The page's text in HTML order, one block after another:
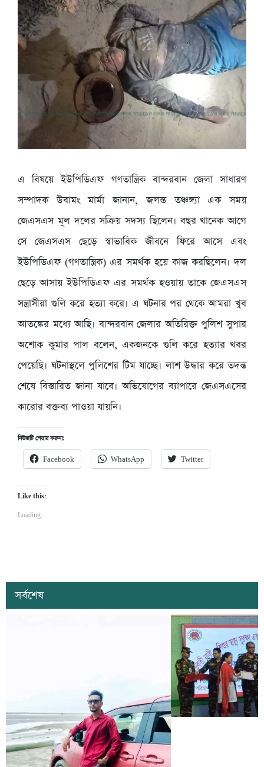
এ বিষয়ে ইউপিডিএফ গণতান্ত্রিক বান্দরবান জেলা সাধারণ
সম্পাদক উবামং মার্মা জানান, জলন্ত তঞ্চঙ্গ্যা এক সময়
জেএসএস মূল দলের সক্রিয় সদস্য ছিলেন। বছর খানেক আগে
সে জেএসএস ছেড়ে স্বাভাবিক জীবনে ফিরে আসে এবং
ইউপিডিএফ (গণতান্ত্রিক) এর সমর্থক হয়ে কাজ করছিলেন। দল
ছেড়ে আসায় ইউপিডিএফ এর সমর্থক হওয়ায় তাকে জেএসএস
সন্ত্রাসীরা গুলি করে হত্যা করে। এ ঘটনার পর থেকে আমরা খুব
আতঙ্কের মধ্যে আছি। বান্দরবান জেলার অতিরিক্ত পুলিশ সুপার
অশোক কুমার পাল বলেন, একজনকে গুলি করে হত্যার খবর
পেয়েছি। ঘটনাস্থলে পুলিশের টিম যাচ্ছে। লাশ উদ্ধার করে তদন্ত
শেষে বিস্তারিত জানা যাবে। অভিযোগের ব্যাপারে জেএসএসের
কারোর বক্তব্য পাওয়া যায়নি।
নিউজটি শেয়ার করুনঃ
Facebook WhatsApp Twitter
Like this:
Loading...
সর্বশেষ